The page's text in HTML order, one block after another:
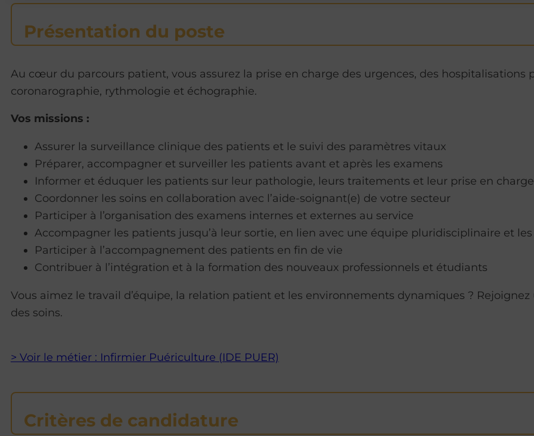
Présentation du poste
Au cœur du parcours patient, vous assurez la prise en charge des urgences, des hospitalisations
coronarographie, rythmologie et échographie.
Vos missions :
Assurer la surveillance clinique des patients et le suivi des paramètres vitaux
Préparer, accompagner et surveiller les patients avant et après les examens
Informer et éduquer les patients sur leur pathologie, leurs traitements et leur prise en charge
Coordonner les soins en collaboration avec l’aide-soignant(e) de votre secteur
Participer à l’organisation des examens internes et externes au service
Accompagner les patients jusqu’à leur sortie, en lien avec une équipe pluridisciplinaire et
Participer à l’accompagnement des patients en fin de vie
Contribuer à l’intégration et à la formation des nouveaux professionnels et étudiants
Vous aimez le travail d’équipe, la relation patient et les environnements dynamiques ?
des soins.
> Voir le métier : Infirmier Puériculture (IDE PUER)
Critères de candidature